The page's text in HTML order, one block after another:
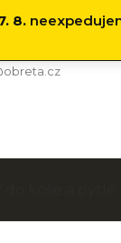
8.